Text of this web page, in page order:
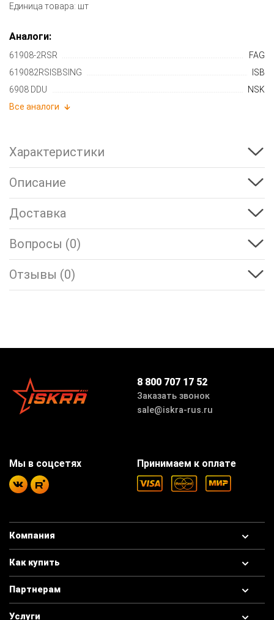
Единица товара: шт
Аналоги:
61908-2RSR
FAG
619082RSISBSING
ISB
6908 DDU
NSK
Все аналоги
Характеристики
Описание
Доставка
Вопросы (0)
Отзывы (0)
8 800 707 17 52
Заказать звонок
sale@iskra-rus.ru
Компания
Как купить
Партнерам
Услуги
Принимаем к оплате
Мы в соцсетях